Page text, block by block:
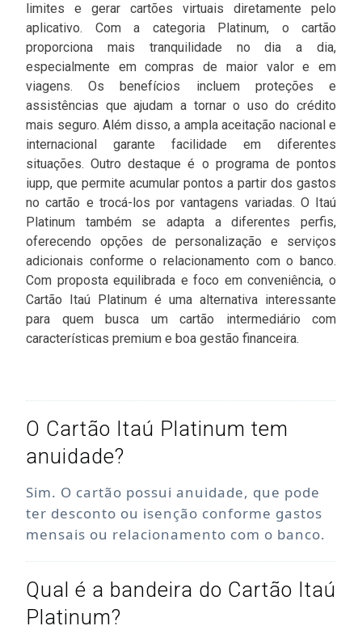
limites e gerar cartões virtuais diretamente pelo
aplicativo. Com a categoria Platinum, o cartão
proporciona mais tranquilidade no dia a dia,
especialmente em compras de maior valor e em
viagens. Os benefícios incluem proteções e
assistências que ajudam a tornar o uso do crédito
mais seguro. Além disso, a ampla aceitação nacional e
internacional garante facilidade em diferentes
situações. Outro destaque é o programa de pontos
iupp, que permite acumular pontos a partir dos gastos
no cartão e trocá-los por vantagens variadas. O Itaú
Platinum também se adapta a diferentes perfis,
oferecendo opções de personalização e serviços
adicionais conforme o relacionamento com o banco.
Com proposta equilibrada e foco em conveniência, o
Cartão Itaú Platinum é uma alternativa interessante
para quem busca um cartão intermediário com
características premium e boa gestão financeira.
O Cartão Itaú Platinum tem
anuidade?
Sim. O cartão possui anuidade, que pode
ter desconto ou isenção conforme gastos
mensais ou relacionamento com o banco.
Qual é a bandeira do Cartão Itaú
Platinum?